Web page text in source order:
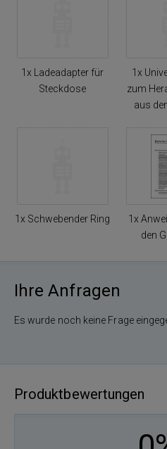
1x Ladeadapter für
Steckdose
1x
zum
aus
1x Schwebender Ring
1x
den
Ihre Anfragen
Es wurde noch keine Frage
Produktbewertungen